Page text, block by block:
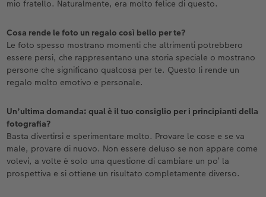
mio fratello. Naturalmente, era molto felice di questo.
Cosa rende le foto un regalo così bello per te?
Le foto spesso mostrano momenti che altrimenti potrebbero
essere persi, che rappresentano una storia speciale o mostrano
persone che significano qualcosa per te. Questo li rende un
regalo molto emotivo e personale.
Un’ultima domanda: qual è il tuo consiglio per i principianti della
fotografia?
Basta divertirsi e sperimentare molto. Provare le cose e se va
male, provare di nuovo. Non essere deluso se non appare come
volevi, a volte è solo una questione di cambiare un po’ la
prospettiva e si ottiene un risultato completamente diverso.